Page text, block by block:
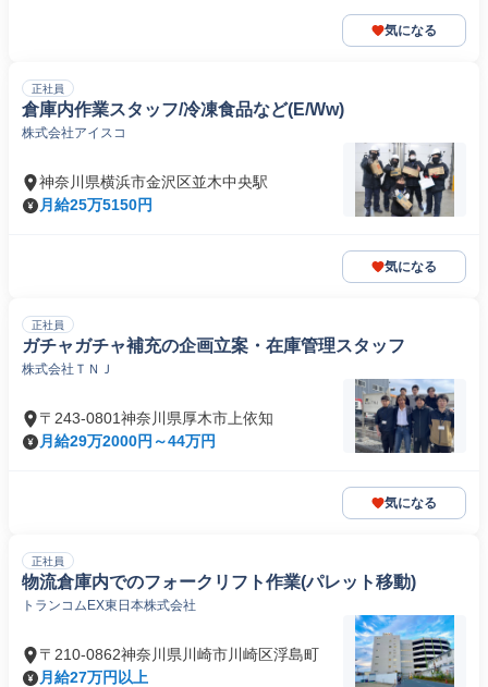
気になる
正社員
倉庫内作業スタッフ/冷凍食品など(E/Ww)
株式会社アイスコ
神奈川県横浜市金沢区並木中央駅
月給25万5150円
気になる
正社員
ガチャガチャ補充の企画立案・在庫管理スタッフ
株式会社ＴＮＪ
〒243-0801神奈川県厚木市上依知
月給29万2000円～44万円
気になる
正社員
物流倉庫内でのフォークリフト作業(パレット移動)
トランコムEX東日本株式会社
〒210-0862神奈川県川崎市川崎区浮島町
月給27万円以上